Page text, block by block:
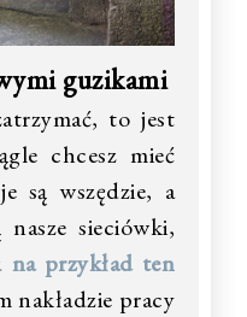
guzikami
to jest
chcesz mieć
są wszędzie, a
nasze sieciówki,
na przykład ten
nakładzie pracy